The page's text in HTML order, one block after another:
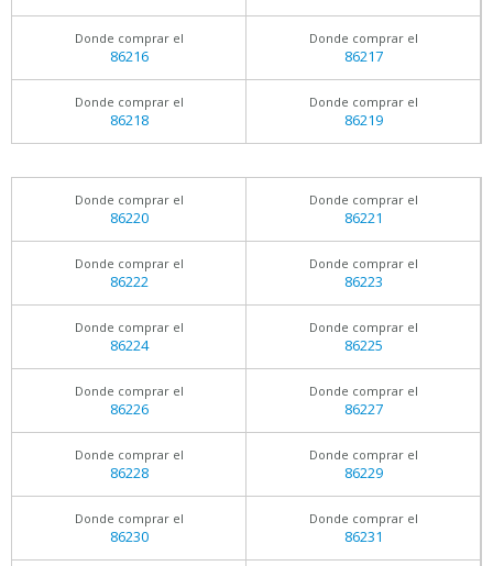
Donde comprar el
86216
Donde comprar el
86217
Donde comprar el
86218
Donde comprar el
86219
Donde comprar el
86220
Donde comprar el
86221
Donde comprar el
86222
Donde comprar el
86223
Donde comprar el
86224
Donde comprar el
86225
Donde comprar el
86226
Donde comprar el
86227
Donde comprar el
86228
Donde comprar el
86229
Donde comprar el
86230
Donde comprar el
86231